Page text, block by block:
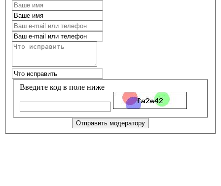
Введите код в поле ниже
Отправить модератору